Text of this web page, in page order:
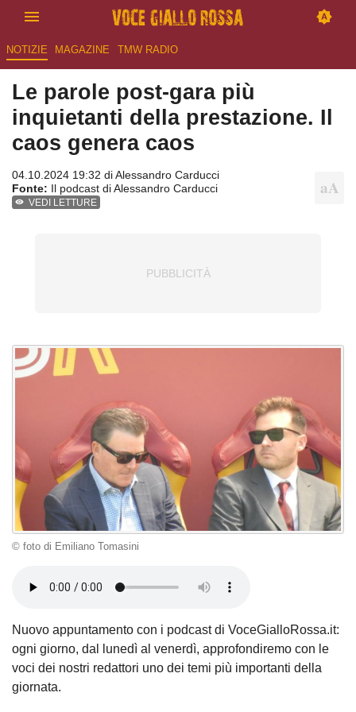
NOTIZIE MAGAZINE TMW RADIO
Le parole post-gara più
inquietanti della prestazione. Il
caos genera caos
04.10.2024 19:32 diAlessandro Carducci
Fonte: Il podcast di Alessandro Carducci
VEDI LETTURE
© foto di Emiliano Tomasini
Nuovo appuntamento con i podcast di VoceGialloRossa.it:
ogni giorno, dal lunedì al venerdì, approfondiremo con le
voci dei nostri redattori uno dei temi più importanti della
giornata.